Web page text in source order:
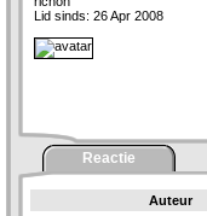
Lid sinds: 26 Apr 2008
Reactie
Auteur